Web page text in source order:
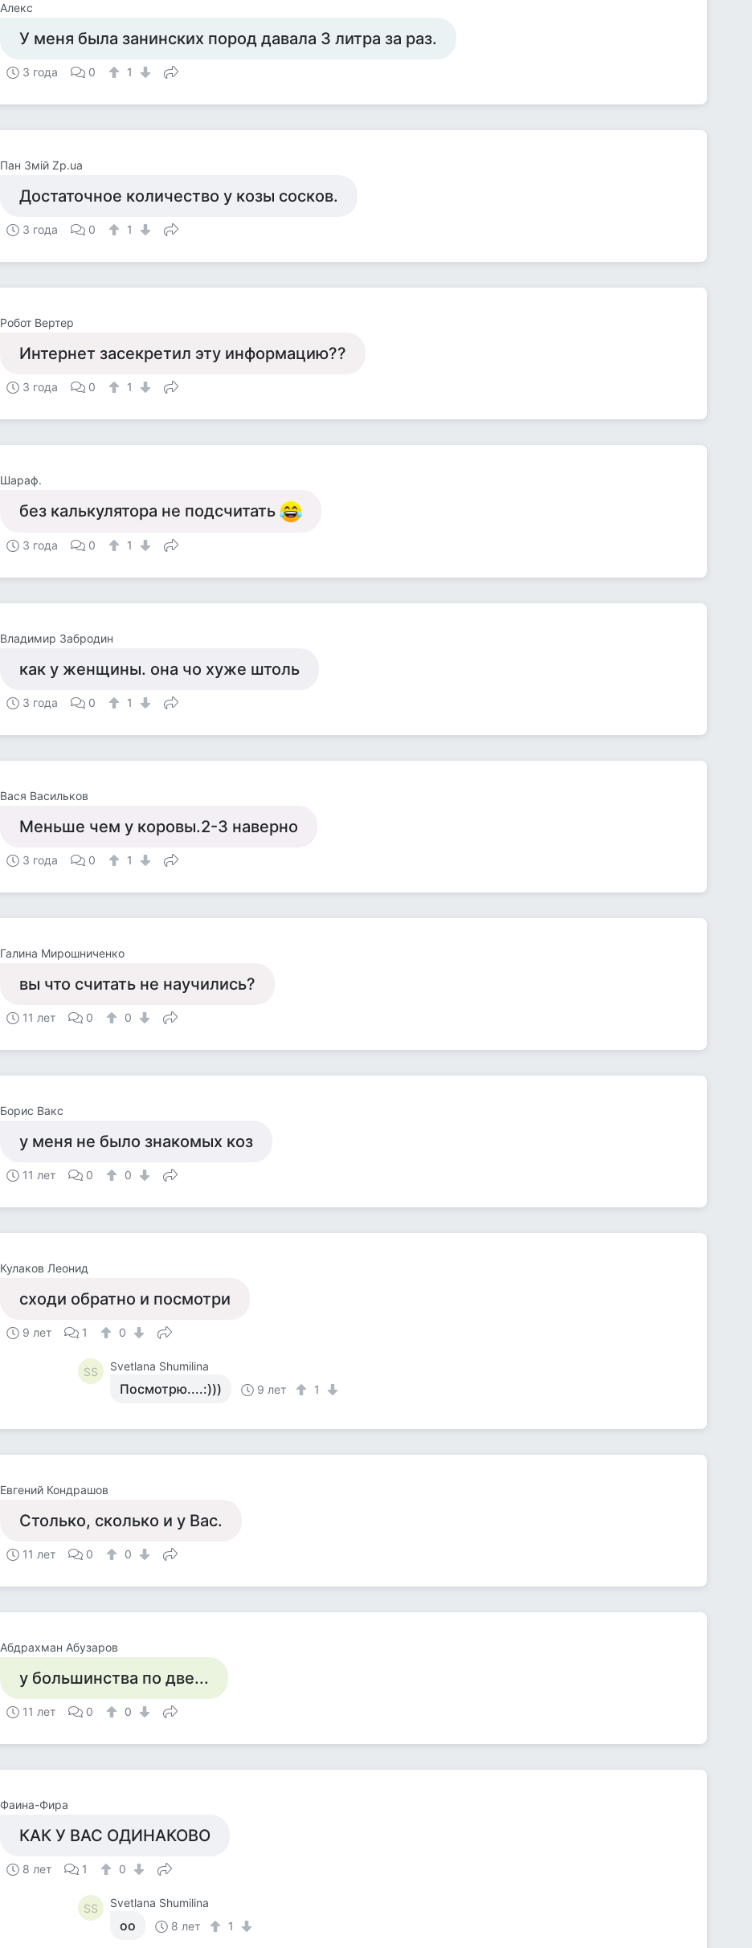
Алекс
У меня была занинских пород давала 3 литра за раз.
3 года 0 1
Пан Змій Zp.ua
Достаточное количество у козы сосков.
3 года 0 1
Робот Вертер
Интернет засекретил эту информацию??
3 года 0 1
Шараф.
без калькулятора не подсчитать
3 года 0 1
Владимир Забродин
как у женщины. она чо хуже штоль
3 года 0 1
Вася Васильков
Меньше чем у коровы.2-3 наверно
3 года 0 1
Галина Мирошниченко
вы что считать не научились?
11 лет 0 0
Борис Вакс
у меня не было знакомых коз
11 лет 0 0
Кулаков Леонид
сходи обратно и посмотри
9 лет 1 0
SS Svetlana Shumilina
Посмотрю....:))) 9 лет 1
Евгений Кондрашов
Столько, сколько и у Вас.
11 лет 0 0
Абдрахман Абузаров
у большинства по две...
11 лет 0 0
Фаина-Фира
КАК У ВАС ОДИНАКОВО
8 лет 1 0
SS Svetlana Shumilina
оо 8 лет 1